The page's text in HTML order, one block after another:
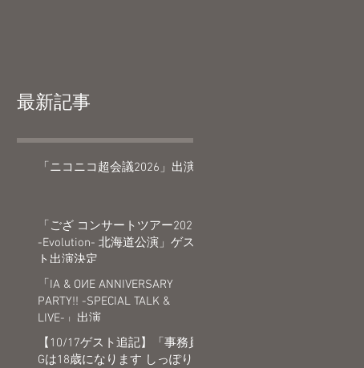
最新記事
「ニコニコ超会議2026」出演
「ござ コンサートツアー2026
-Evolution- 北海道公演」ゲス
ト出演決定
「IA & OИE ANNIVERSARY
PARTY!! -SPECIAL TALK &
LIVE-」出演
【10/17ゲスト追記】「事務員
Gは18歳になります しっぽり